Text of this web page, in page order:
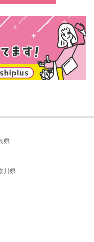
県
川県